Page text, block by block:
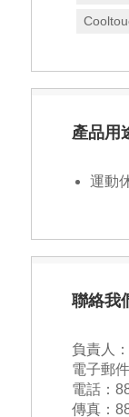
產品用
運動
聯絡我
負責人
電子郵
電話：
傳真：